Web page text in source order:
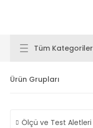
Tüm Kategoriler
Ürün Grupları
Ölçü ve Test Aletleri